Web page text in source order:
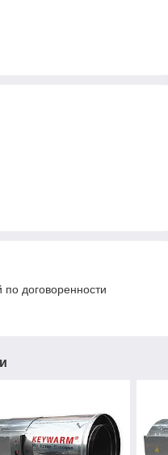
по договоренности